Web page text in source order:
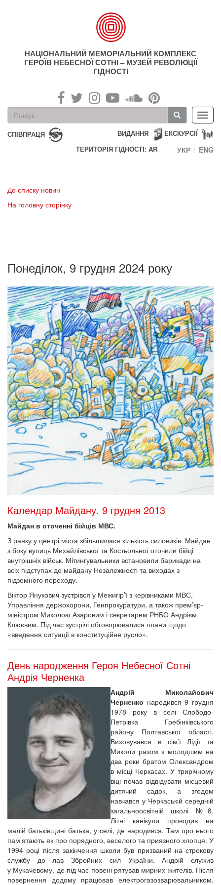
НАЦІОНАЛЬНИЙ МЕМОРІАЛЬНИЙ КОМПЛЕКС
ГЕРОЇВ НЕБЕСНОЇ СОТНІ – МУЗЕЙ РЕВОЛЮЦІЇ
ГІДНОСТІ
Пошукова
форма
Пошук
СПІВПРАЦЯ ЕКСКУРСІЇ
ВИДАННЯ
ТЕРИТОРІЯ ГІДНОСТІ: AR
УКР ENG
До списку новин
На головну сторінку
Понеділок, 9 грудня 2024 року
Календар Майдану. 9 грудня 2013
Майдан в оточенні бійців МВС.
З ранку у центрі міста збільшилася кількість силовиків. Майдан
з боку вулиць Михайлівської та Костьольної оточили бійці
внутрішніх військ. Мітингувальники встановили барикади на
всіх підступах до майдану Незалежності та виходах з
підземного переходу.
Віктор Янукович зустрівся у Межигір’ї з керівниками МВС,
Управління держохорони, Генпрокуратури, а також прем’єр-
міністром Миколою Азаровим і секретарем РНБО Андрієм
Клюєвим. Під час зустрічі обговорювалися плани щодо
«введення ситуації в конституційне русло».
День народження Героя Небесної Сотні
Андрія Черненка
Андрій Миколайович
Черненко народився 9 грудня
1978 року в селі Слободо-
Петрівка Гребінківського
району Полтавської області.
Виховувався в сім’ї Лідії та
Миколи разом з молодшим на
два роки братом Олександром
в місці Черкасах. У трирічному
віці почав відвідувати місцевий
дитячий садок, а згодом
навчався у Черкаській середній
загальноосвітній школі №8.
Літні канікули проводив на
малій батьківщині батька, у селі, де народився. Там про нього
пам’ятають як про порядного, веселого та приязного хлопця. У
1994 році після закінчення школи був призваний на строкову
службу до лав Збройних сил України. Андрій служив
у Мукачевому, де під час повені рятував мирних жителів. Після
повернення додому працював електрогазозварювальником.